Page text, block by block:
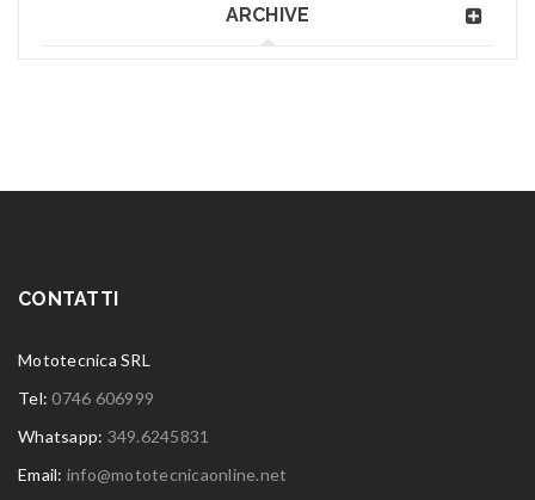
ARCHIVE
CONTATTI
Mototecnica SRL
Tel:0746 606999
Whatsapp: 349.6245831
Email: info@mototecnicaonline.net